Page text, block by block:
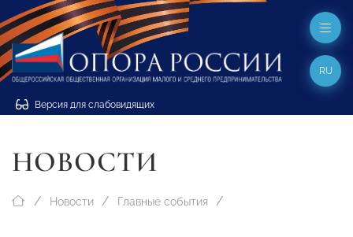
Версия для слабовидящих
RU
НОВОСТИ
Новости Главные события